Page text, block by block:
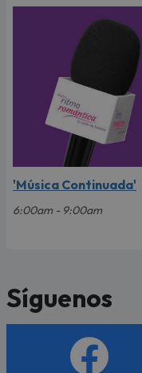
'Música Continuada'
6:00am - 9:00am
Síguenos